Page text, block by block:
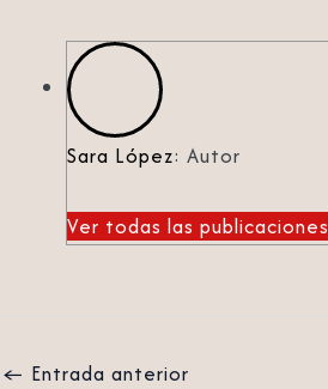
Sara López: Autor
Ver todas las publicaciones
← Entrada anterior